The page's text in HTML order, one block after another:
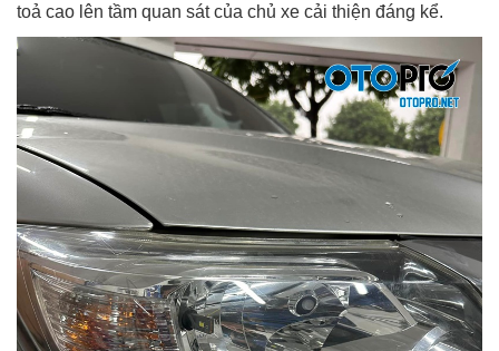
toả cao lên tầm quan sát của chủ xe cải thiện đáng kể.